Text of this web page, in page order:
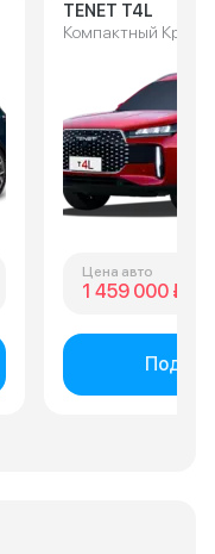
TENET T4L
Компактный
Цена авто
1 459 000 ₽